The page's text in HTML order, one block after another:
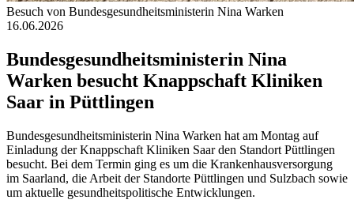
Besuch von Bundesgesundheitsministerin Nina Warken
16.06.2026
Bundesgesundheitsministerin Nina
Warken besucht Knappschaft Kliniken
Saar in Püttlingen
Bundesgesundheitsministerin Nina Warken hat am Montag auf
Einladung der Knappschaft Kliniken Saar den Standort Püttlingen
besucht. Bei dem Termin ging es um die Krankenhausversorgung
im Saarland, die Arbeit der Standorte Püttlingen und Sulzbach sowie
um aktuelle gesundheitspolitische Entwicklungen.